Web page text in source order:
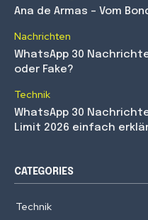
Ana de Armas – Vom
Nachrichten
WhatsApp 30
oder Fake?
Technik
WhatsApp 30
Limit 2026 einfach
CATEGORIES
Technik